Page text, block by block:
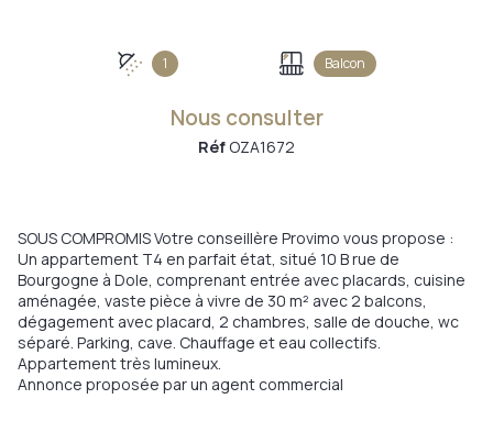
1 Balcon
Nous consulter
Réf OZA1672
SOUS COMPROMIS Votre conseillère Provimo vous propose :
Un appartement T4 en parfait état, situé 10 B rue de
Bourgogne à Dole, comprenant entrée avec placards, cuisine
aménagée, vaste pièce à vivre de 30 m² avec 2 balcons,
dégagement avec placard, 2 chambres, salle de douche, wc
séparé. Parking, cave. Chauffage et eau collectifs.
Appartement très lumineux.
Annonce proposée par un agent commercial